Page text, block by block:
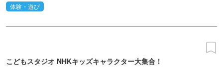
体験・遊び
こどもスタジオ NHKキッズキャラクター大集合！